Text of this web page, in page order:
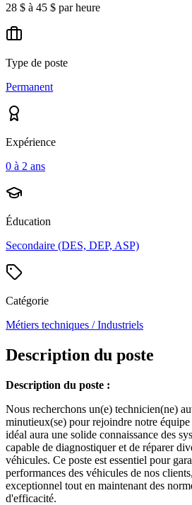
28 $ à 45 $ par heure
Type de poste
Permanent
Expérience
0 à 2 ans
Éducation
Secondaire (DES, DEP, ASP)
Catégorie
Métiers techniques / Industriels
Description du poste
Description du poste :
Nous recherchons un(e) technicien(ne)
minutieux(se) pour rejoindre notre
idéal aura une solide connaissance des
capable de diagnostiquer et de réparer
véhicules. Ce poste est essentiel pour
performances des véhicules de nos
exceptionnel tout en maintenant des
d'efficacité.